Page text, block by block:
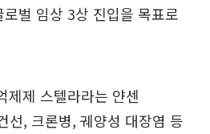
벌 임상 3상 진입을 목표로
제제 스텔라라는 얀센
선, 크론병, 궤양성 대장염 등